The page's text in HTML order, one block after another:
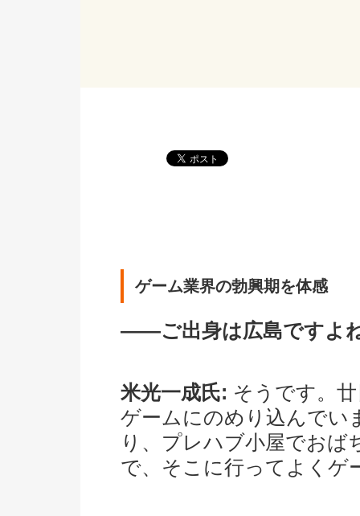
ゲーム業界の勃興期を体感
――ご出身は広島ですよ
米光一成氏: そうです。
ゲームにのめり込んでい
り、プレハブ小屋でお
で、そこに行ってよくゲ